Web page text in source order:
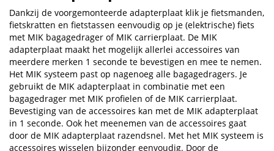
Dankzij de voorgemonteerde adapterplaat klik je fietsmanden,
fietskratten en fietstassen eenvoudig op je (elektrische) fiets
met MIK bagagedrager of MIK carrierplaat. De MIK
adapterplaat maakt het mogelijk allerlei accessoires van
meerdere merken 1 seconde te bevestigen en mee te nemen.
Het MIK systeem past op nagenoeg alle bagagedragers. Je
gebruikt de MIK adapterplaat in combinatie met een
bagagedrager met MIK profielen of de MIK carrierplaat.
Bevestiging van de accessoires kan met de MIK adapterplaat
in 1 seconde. Ook het meenemen van de accessoires gaat
door de MIK adapterplaat razendsnel. Met het MIK systeem is
accessoires wisselen bijzonder eenvoudig. Door de